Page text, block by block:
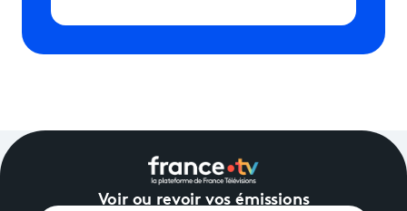
Voir ou revoir vos émissions